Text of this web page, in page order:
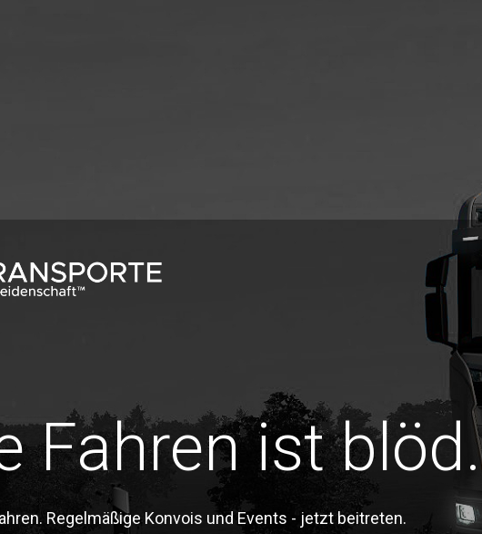
Fahren ist blöd.
Regelmäßige Konvois und Events - jetzt beitreten.